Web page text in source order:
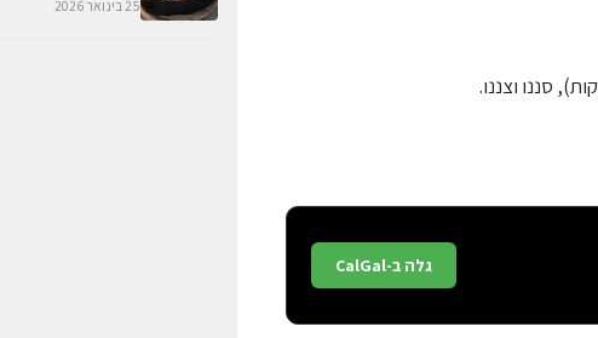
גלה ב-CalGal
25 בינואר 2026